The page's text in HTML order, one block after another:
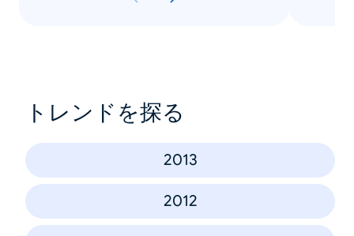
トレンドを探る
2013
2012